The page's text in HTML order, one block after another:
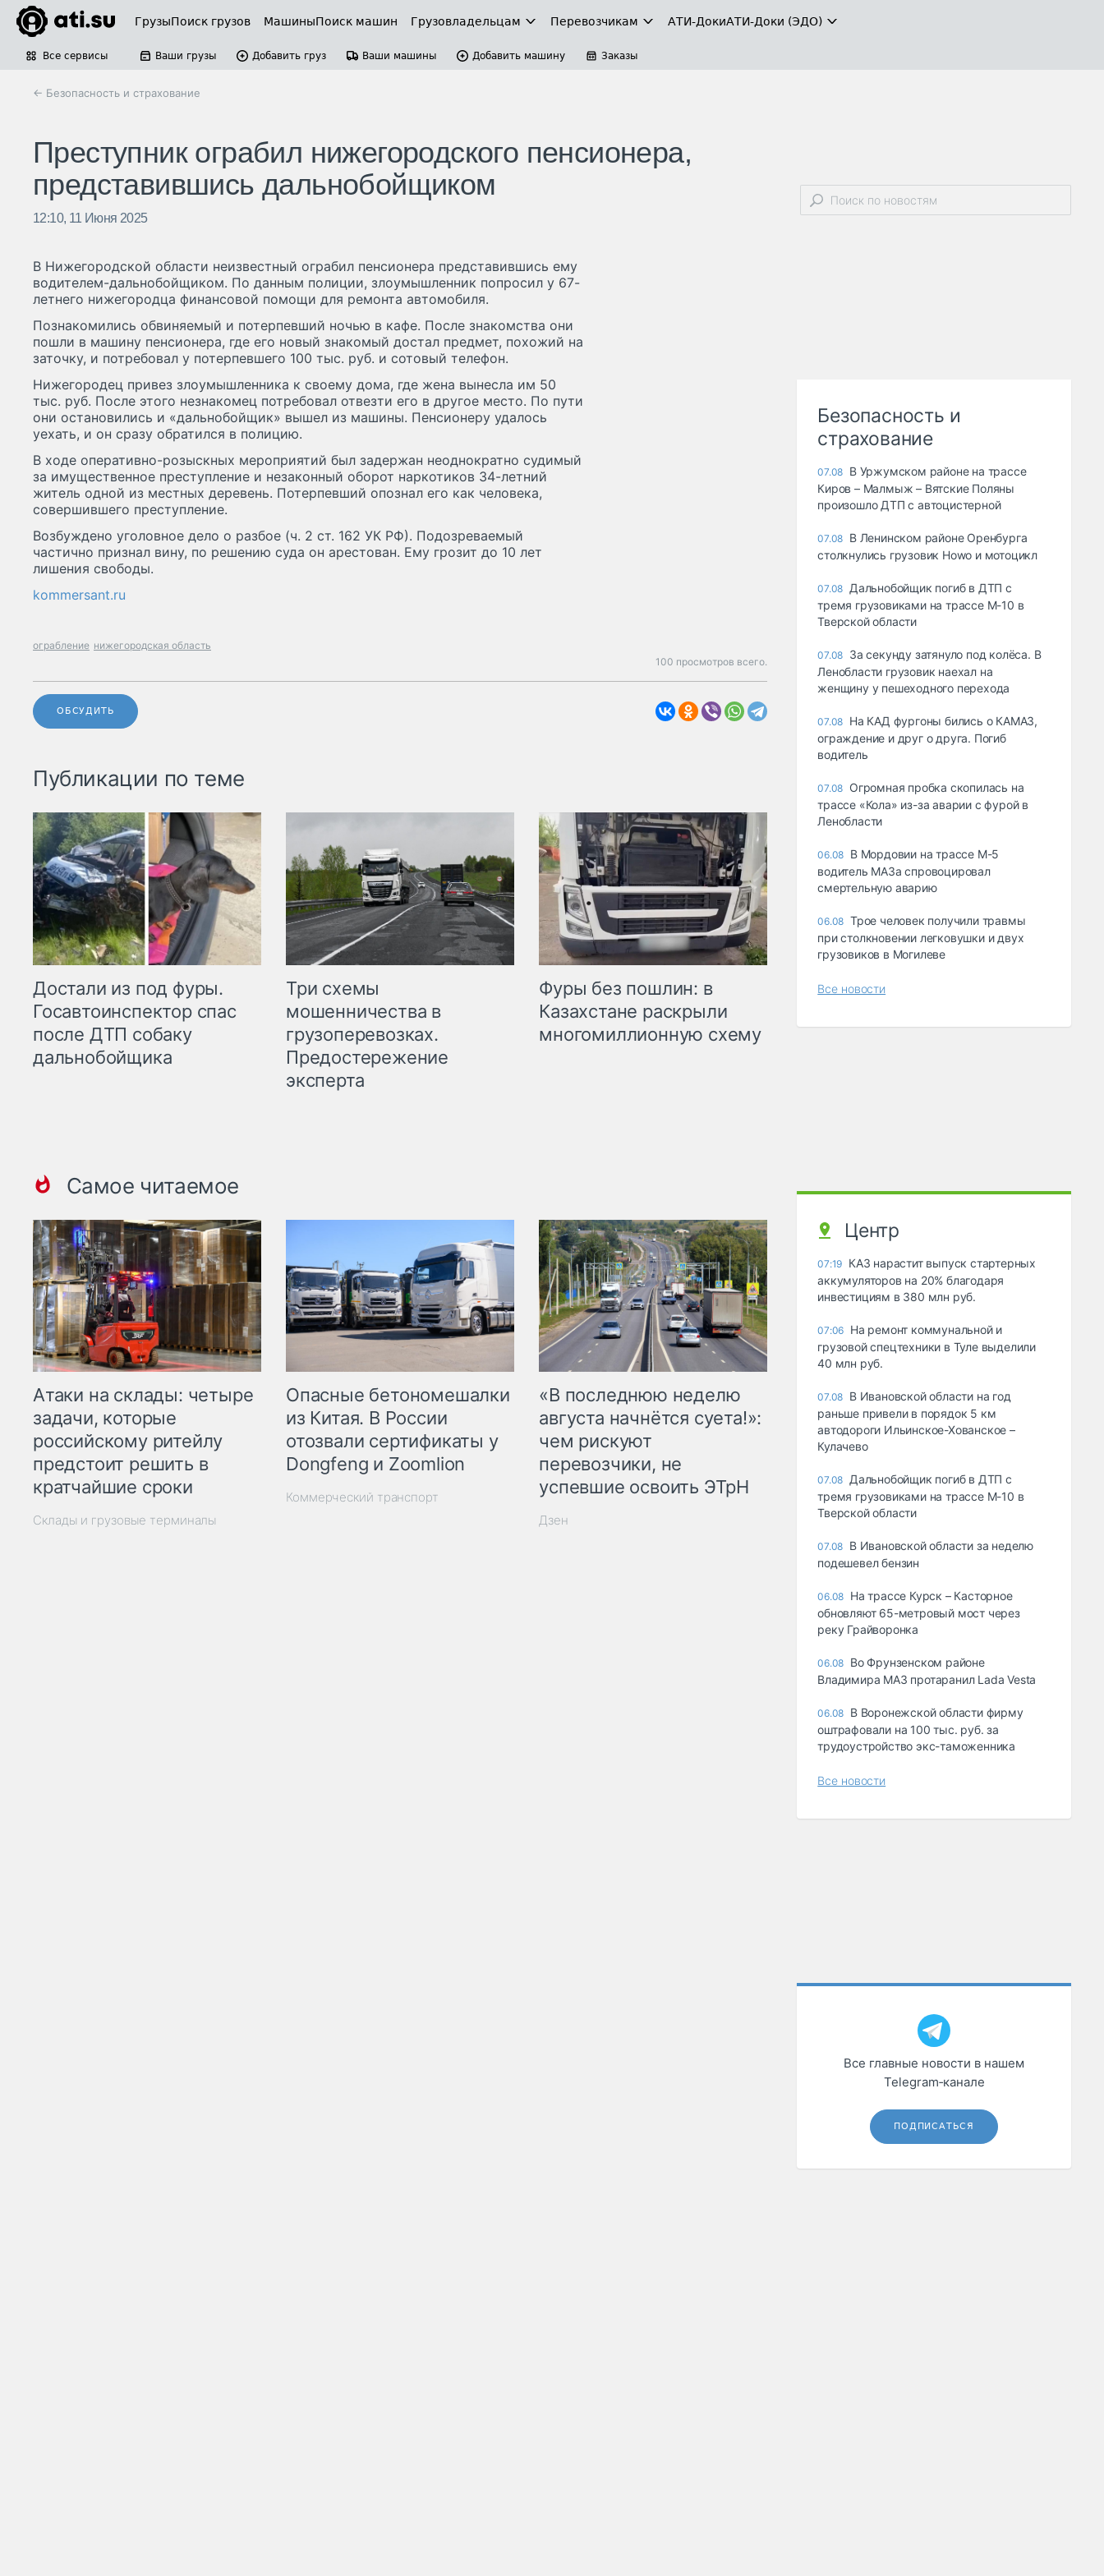
ГрузыПоиск грузов МашиныПоиск машин Грузовладельцам Перевозчикам АТИ-ДокиАТИ-Доки (ЭДО)
Все сервисы Ваши грузы Добавить груз Ваши машины Добавить машину Заказы
← Безопасность и страхование
Преступник ограбил нижегородского пенсионера,
представившись дальнобойщиком
12:10, 11 Июня 2025
В Нижегородской области неизвестный ограбил пенсионера представившись ему
водителем-дальнобойщиком. По данным полиции, злоумышленник попросил у 67-
летнего нижегородца финансовой помощи для ремонта автомобиля.
Познакомились обвиняемый и потерпевший ночью в кафе. После знакомства они
пошли в машину пенсионера, где его новый знакомый достал предмет, похожий на
заточку, и потребовал у потерпевшего 100 тыс. руб. и сотовый телефон.
Нижегородец привез злоумышленника к своему дома, где жена вынесла им 50
тыс. руб. После этого незнакомец потребовал отвезти его в другое место. По пути
они остановились и «дальнобойщик» вышел из машины. Пенсионеру удалось
уехать, и он сразу обратился в полицию.
В ходе оперативно-розыскных мероприятий был задержан неоднократно судимый
за имущественное преступление и незаконный оборот наркотиков 34-летний
житель одной из местных деревень. Потерпевший опознал его как человека,
совершившего преступление.
Возбуждено уголовное дело о разбое (ч. 2 ст. 162 УК РФ). Подозреваемый
частично признал вину, по решению суда он арестован. Ему грозит до 10 лет
лишения свободы.
kommersant.ru
ограбление нижегородская область
100 просмотров всего.
ОБСУДИТЬ
Публикации по теме
Достали из под фуры.
Госавтоинспектор спас
после ДТП собаку
дальнобойщика
Три схемы
мошенничества в
грузоперевозках.
Предостережение
эксперта
Фуры без пошлин: в
Казахстане раскрыли
многомиллионную схему
Самое читаемое
Атаки на склады: четыре
задачи, которые
российскому ритейлу
предстоит решить в
кратчайшие сроки
Склады и грузовые терминалы
Опасные бетономешалки
из Китая. В России
отозвали сертификаты у
Dongfeng и Zoomlion
Коммерческий транспорт
«В последнюю неделю
августа начнётся суета!»:
чем рискуют
перевозчики, не
успевшие освоить ЭТрН
Дзен
Безопасность и
страхование
07.08 В Уржумском районе на трассе
Киров – Малмыж – Вятские Поляны
произошло ДТП с автоцистерной
07.08 В Ленинском районе Оренбурга
столкнулись грузовик Howo и мотоцикл
07.08 Дальнобойщик погиб в ДТП с
тремя грузовиками на трассе М-10 в
Тверской области
07.08 За секунду затянуло под колёса. В
Ленобласти грузовик наехал на
женщину у пешеходного перехода
07.08 На КАД фургоны бились о КАМАЗ,
ограждение и друг о друга. Погиб
водитель
07.08 Огромная пробка скопилась на
трассе «Кола» из-за аварии с фурой в
Ленобласти
06.08 В Мордовии на трассе М-5
водитель МАЗа спровоцировал
смертельную аварию
06.08 Трое человек получили травмы
при столкновении легковушки и двух
грузовиков в Могилеве
Все новости
Центр
07:19 КАЗ нарастит выпуск стартерных
аккумуляторов на 20% благодаря
инвестициям в 380 млн руб.
07:06 На ремонт коммунальной и
грузовой спецтехники в Туле выделили
40 млн руб.
07.08 В Ивановской области на год
раньше привели в порядок 5 км
автодороги Ильинское-Хованское –
Кулачево
07.08 Дальнобойщик погиб в ДТП с
тремя грузовиками на трассе М-10 в
Тверской области
07.08 В Ивановской области за неделю
подешевел бензин
06.08 На трассе Курск – Касторное
обновляют 65-метровый мост через
реку Грайворонка
06.08 Во Фрунзенском районе
Владимира МАЗ протаранил Lada Vesta
06.08 В Воронежской области фирму
оштрафовали на 100 тыс. руб. за
трудоустройство экс-таможенника
Все новости
Все главные новости в нашем
Telegram‑канале
ПОДПИСАТЬСЯ